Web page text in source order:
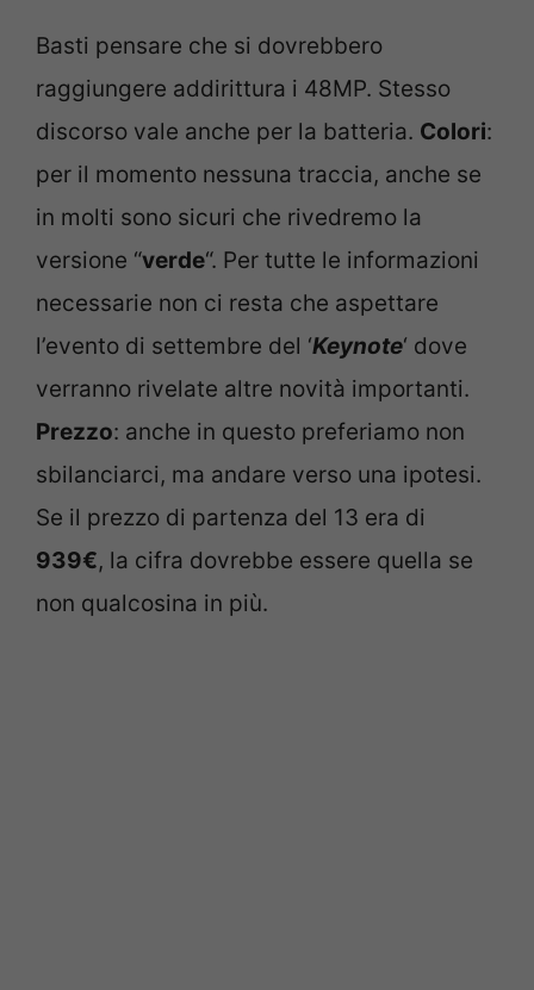
Basti pensare che si dovrebbero
raggiungere addirittura i 48MP. Stesso
discorso vale anche per la batteria. Colori:
per il momento nessuna traccia, anche se
in molti sono sicuri che rivedremo la
versione “verde“. Per tutte le informazioni
necessarie non ci resta che aspettare
l’evento di settembre del ‘Keynote‘ dove
verranno rivelate altre novità importanti.
Prezzo: anche in questo preferiamo non
sbilanciarci, ma andare verso una ipotesi.
Se il prezzo di partenza del 13 era di
939€, la cifra dovrebbe essere quella se
non qualcosina in più.